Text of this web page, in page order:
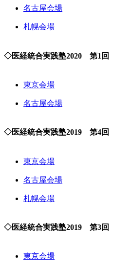
名古屋会場
札幌会場
◇医経統合実践塾2020 第1回
東京会場
名古屋会場
◇医経統合実践塾2019 第4回
東京会場
名古屋会場
札幌会場
◇医経統合実践塾2019 第3回
東京会場